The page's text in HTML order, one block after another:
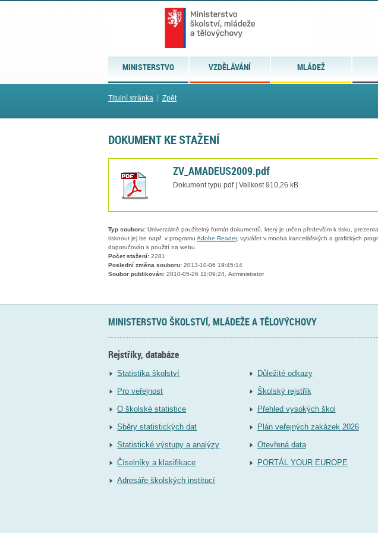
MINISTERSTVO VZDĚLÁVÁNÍ MLÁDEŽ
Titulní stránka Zpět
DOKUMENT KE STAŽENÍ
ZV_AMADEUS2009.pdf
Dokument typu pdf | Velikost 910,26 kB
Typ souboru: Univerzálně použitelný formát dokumentů, který je určen především k tisku,
tisknout jej lze např. v programu Adobe Reader, vytvářet v mnoha kancelářských a grafických
doporučován k použití na webu.
Počet stažení: 2281
Poslední změna souboru: 2013-10-06 19:45:14
Soubor publikován: 2010-05-26 11:09:24, Administrator
MINISTERSTVO ŠKOLSTVÍ, MLÁDEŽE A TĚLOVÝCHOVY
Rejstříky, databáze
Statistika školství
Pro veřejnost
O školské statistice
Sběry statistických dat
Statistické výstupy a analýzy
Číselníky a klasifikace
Adresáře školských institucí
Důležité odkazy
Školský rejstřík
Přehled vysokých škol
Plán veřejných zakázek 2026
Otevřená data
PORTÁL YOUR EUROPE